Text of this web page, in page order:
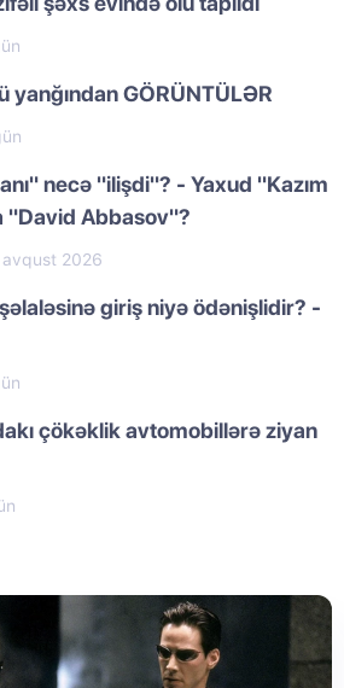
yanğından GÖRÜNTÜLƏR
necə "ilişdi"? - Yaxud "Kazım
"David Abbasov"?
2026
giriş niyə ödənişlidir? -
çökəklik avtomobillərə ziyan